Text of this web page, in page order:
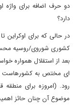
دو حرف اضافه برای
دارد؟
در حالی که برای
موضوع آن چنان حائز